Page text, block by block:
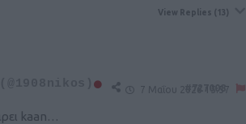
View Replies (13)
7 Μαΐου 2026 15:57
#727008
kaan…